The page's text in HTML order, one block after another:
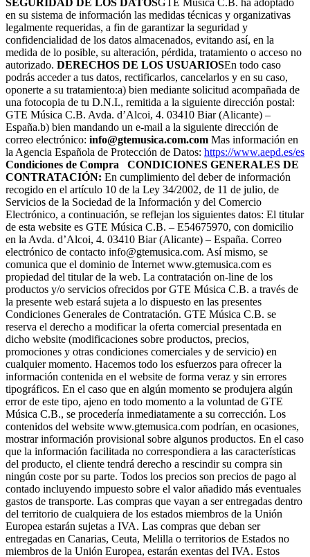
SEGURIDAD DE LOS DATOSGTE Música C.B. ha adoptado
en su sistema de información las medidas técnicas y organizativas
legalmente requeridas, a fin de garantizar la seguridad y
confidencialidad de los datos almacenados, evitando así, en la
medida de lo posible, su alteración, pérdida, tratamiento o acceso no
autorizado. DERECHOS DE LOS USUARIOSEn todo caso
podrás acceder a tus datos, rectificarlos, cancelarlos y en su caso,
oponerte a su tratamiento:a) bien mediante solicitud acompañada de
una fotocopia de tu D.N.I., remitida a la siguiente dirección postal:
GTE Música C.B. Avda. d’Alcoi, 4. 03410 Biar (Alicante) –
España.b) bien mandando un e-mail a la siguiente dirección de
correo electrónico: info@gtemusica.com.com Mas información en
la Agencia Española de Protección de Datos: https://www.aepd.es/es
Condiciones de Compra
CONDICIONES GENERALES DE
CONTRATACIÓN: En cumplimiento del deber de información
recogido en el artículo 10 de la Ley 34/2002, de 11 de julio, de
Servicios de la Sociedad de la Información y del Comercio
Electrónico, a continuación, se reflejan los siguientes datos: El titular
de esta website es GTE Música C.B. – E54675970, con domicilio
en la Avda. d’Alcoi, 4. 03410 Biar (Alicante) – España. Correo
electrónico de contacto info@gtemusica.com. Así mismo, se
comunica que el dominio de Internet www.gtemusica.com es
propiedad del titular de la web. La contratación on-line de los
productos y/o servicios ofrecidos por GTE Música C.B. a través de
la presente web estará sujeta a lo dispuesto en las presentes
Condiciones Generales de Contratación. GTE Música C.B. se
reserva el derecho a modificar la oferta comercial presentada en
dicho website (modificaciones sobre productos, precios,
promociones y otras condiciones comerciales y de servicio) en
cualquier momento. Hacemos todo los esfuerzos para ofrecer la
información contenida en el website de forma veraz y sin errores
tipográficos. En el caso que en algún momento se produjera algún
error de este tipo, ajeno en todo momento a la voluntad de GTE
Música C.B., se procedería inmediatamente a su corrección. Los
contenidos del website www.gtemusica.com podrían, en ocasiones,
mostrar información provisional sobre algunos productos. En el caso
que la información facilitada no correspondiera a las características
del producto, el cliente tendrá derecho a rescindir su compra sin
ningún coste por su parte. Todos los precios son precios de pago al
contado incluyendo impuesto sobre el valor añadido más eventuales
gastos de transporte. Las compras que vayan a ser entregadas dentro
del territorio de cualquiera de los estados miembros de la Unión
Europea estarán sujetas a IVA. Las compras que deban ser
entregadas en Canarias, Ceuta, Melilla o territorios de Estados no
miembros de la Unión Europea, estarán exentas del IVA. Estos